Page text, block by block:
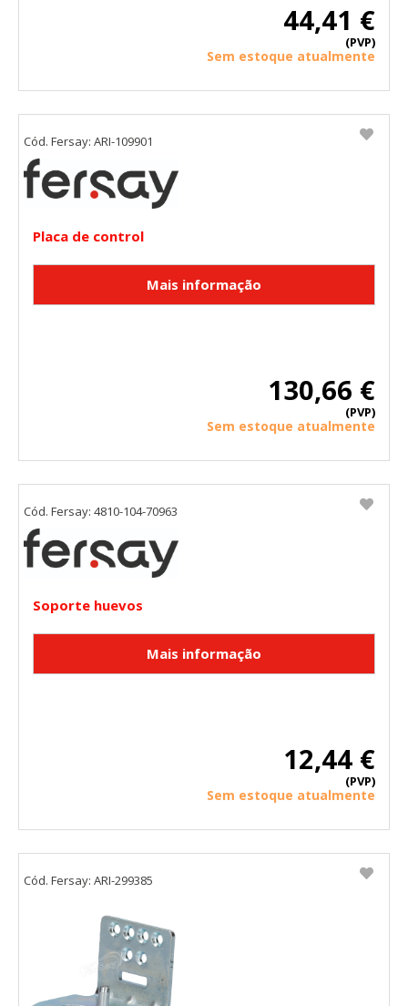
44,41 €
(PVP)
Sem estoque atualmente
Placa de control
130,66 €
(PVP)
Sem estoque atualmente
Cód. Fersay: ARI-109901
Soporte huevos
12,44 €
(PVP)
Sem estoque atualmente
Cód. Fersay: 4810-104-70963
Cód. Fersay: ARI-299385